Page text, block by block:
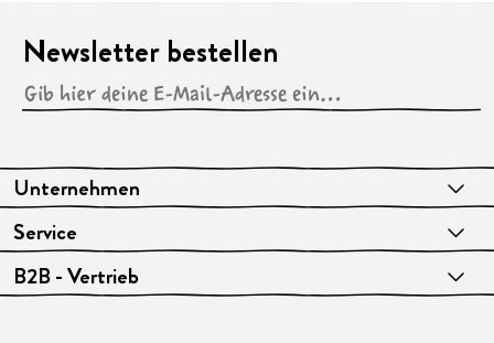
Unternehmen
Service
B2B - Vertrieb
Newsletter bestellen